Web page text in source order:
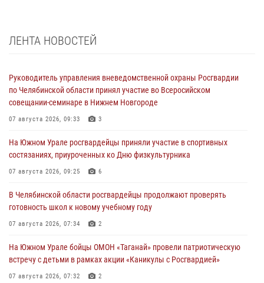
ЛЕНТА НОВОСТЕЙ
Руководитель управления вневедомственной охраны Росгвардии
по Челябинской области принял участие во Всеросийском
совещании-семинаре в Нижнем Новгороде
07 августа 2026, 09:33 3
На Южном Урале росгвардейцы приняли участие в спортивных
состязаниях, приуроченных ко Дню физкультурника
07 августа 2026, 09:25 6
В Челябинской области росгвардейцы продолжают проверять
готовность школ к новому учебному году
07 августа 2026, 07:34 2
На Южном Урале бойцы ОМОН «Таганай» провели патриотическую
встречу с детьми в рамках акции «Каникулы с Росгвардией»
07 августа 2026, 07:32 2